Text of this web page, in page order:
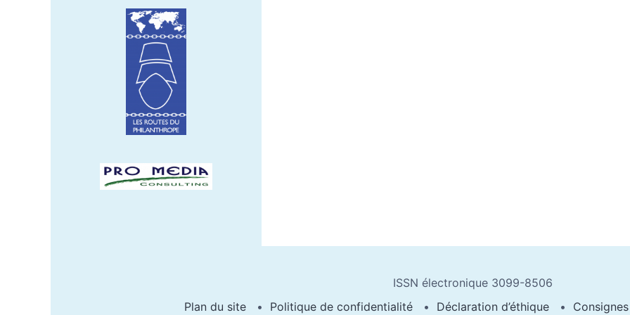
ISSN électronique 3099-8506
Plan du site
Politique de confidentialité Déclaration d’éthique